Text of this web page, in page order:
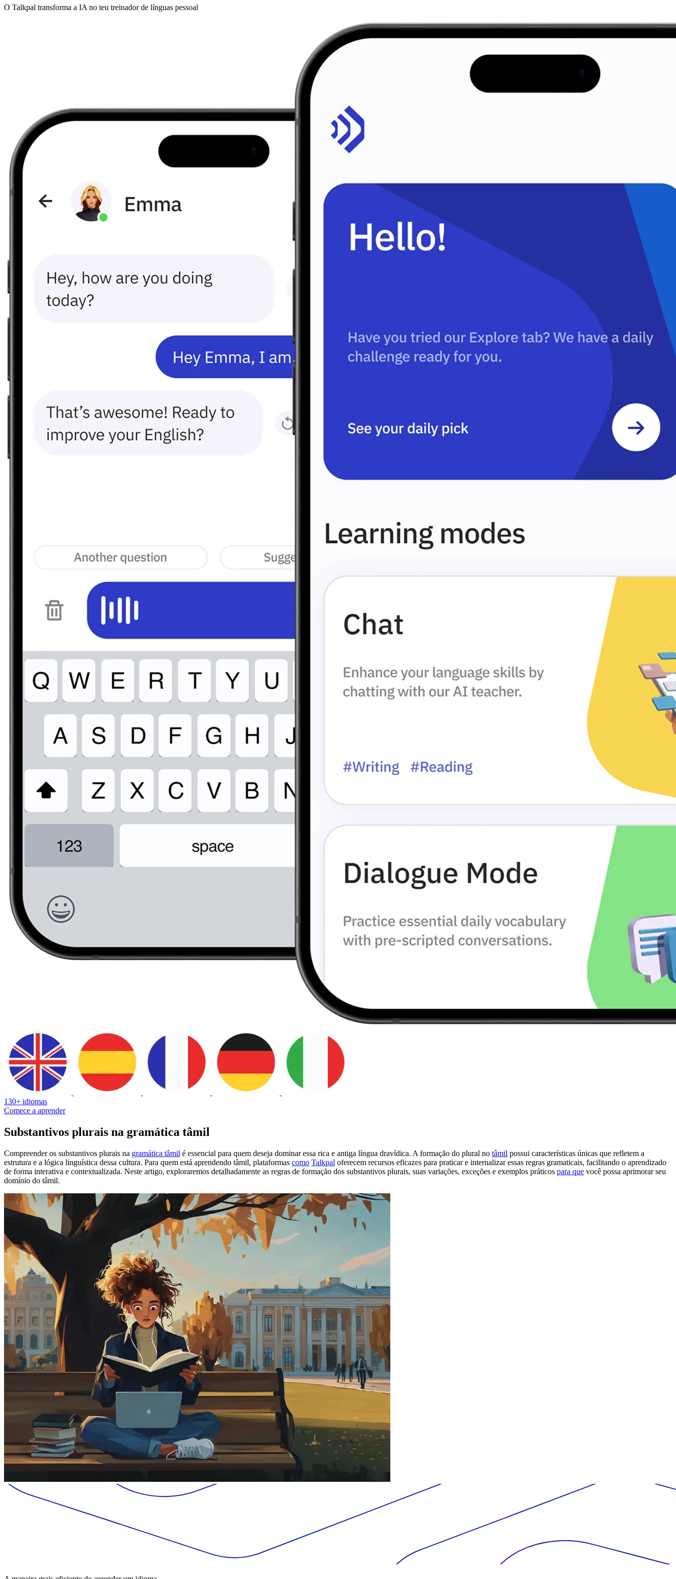
O Talkpal transforma a IA no teu treinador de línguas pessoal
130+ idiomas
Comece a aprender
Substantivos plurais na gramática tâmil
Compreender os substantivos plurais na gramática tâmil é essencial para quem deseja dominar essa rica e antiga língua dravídica. A formação do plural no tâmil possui características únicas que refletem a
estrutura e a lógica linguística dessa cultura. Para quem está aprendendo tâmil, plataformas como Talkpal oferecem recursos eficazes para praticar e internalizar essas regras gramaticais, facilitando o aprendizado
de forma interativa e contextualizada. Neste artigo, exploraremos detalhadamente as regras de formação dos substantivos plurais, suas variações, exceções e exemplos práticos para que você possa aprimorar seu
domínio do tâmil.